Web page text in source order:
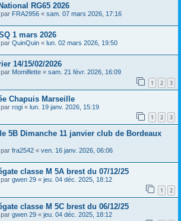
RG65 2026
FRA2956 « sam. 07 mars 2026, 17:16
1 mars 2026
QuinQuin « lun. 02 mars 2026, 19:50
14/15/02/2026
Momiflette « sam. 21 févr. 2026, 16:09
1 2 3
Chapuis Marseille
rogi « lun. 19 janv. 2026, 15:19
1 2 3
5B Dimanche 11 janvier club de Bordeaux
fra2542 « ven. 16 janv. 2026, 06:06
classe M 5A brest du 07/12/25
gwen 29 « jeu. 04 déc. 2025, 18:12
1 2
classe M 5C brest du 06/12/25
gwen 29 « jeu. 04 déc. 2025, 18:12